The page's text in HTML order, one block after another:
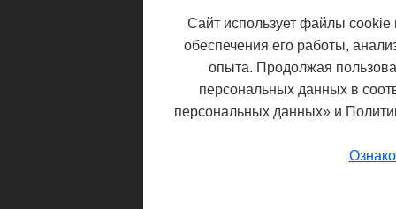
Сайт использует файлы cookie
обеспечения его работы,
опыта. Продолжая
персональных данных в
персональных данных» и